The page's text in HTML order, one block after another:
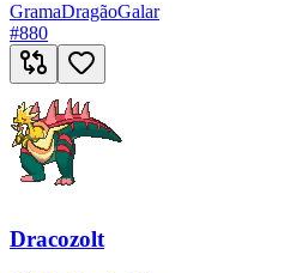
GramaDragãoGalar
#880
Dracozolt